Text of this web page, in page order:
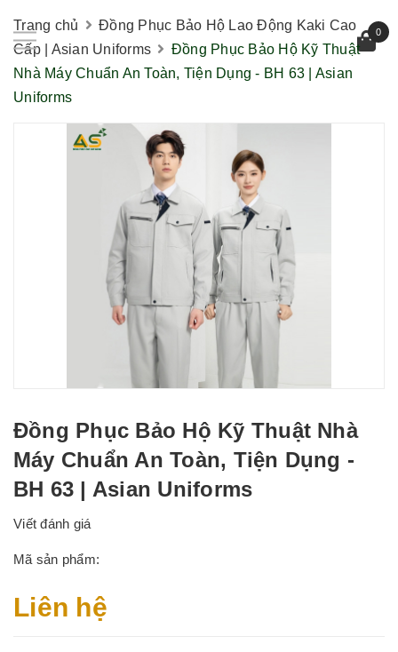
0
Trang chủ
Đồng Phục Bảo Hộ Lao Động Kaki Cao
Cấp | Asian Uniforms
Đồng Phục Bảo Hộ Kỹ Thuật
Nhà Máy Chuẩn An Toàn, Tiện Dụng - BH 63 | Asian
Uniforms
Đồng Phục Bảo Hộ Kỹ Thuật Nhà
Máy Chuẩn An Toàn, Tiện Dụng -
BH 63 | Asian Uniforms
Viết đánh giá
Mã sản phẩm:
Liên hệ